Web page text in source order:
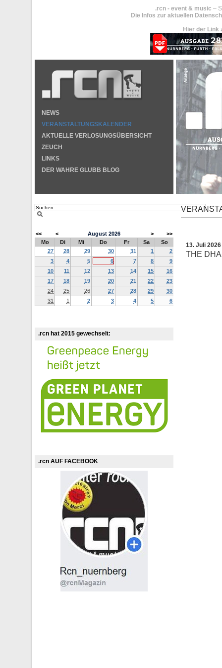
.rcn - event & music –
Die Infos zur aktuellen
Hier der Link
NEWS
VERANSTALTUNGSKALENDER
AKTUELLE VERLOSUNGSÜBERSICHT
ZEUCH
LINKS
DER WAHRE GLUBB BLOG
<< < August 2026 >
>>
Mo
Di Mi Do Fr Sa
So
27
28 29 30 31 1
2
3
4 5 6 7 8
9
10
11 12 13 14 15
16
17
18 19 20 21 22
23
24
25 26 27 28 29
30
31
1 2 3 4 5 6
.rcn hat 2015 gewechselt:
.rcn AUF FACEBOOK
13. Juli 2026
THE